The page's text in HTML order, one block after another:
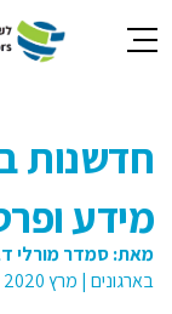
דף
אינטרנט,
אנטר
כדי
לעבור
חדשנות
מידע
מאת:סמדר מורלי
בארגונים | מרץ 2020